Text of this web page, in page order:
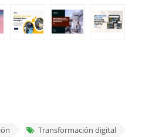
Transformación digital